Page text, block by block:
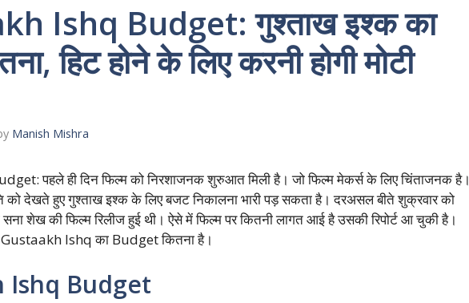
Ishq Budget: गुश्ताख इश्क का
हिट होने के लिए करनी होगी मोटी
Manish Mishra
पहले ही दिन फिल्म को निरशाजनक शुरुआत मिली है। जो फिल्म मेकर्स के लिए चिंताजनक है।
को देखते हुए गुश्ताख इश्क के लिए बजट निकालना भारी पड़ सकता है। दरअसल बीते शुक्रवार को
सना शेख की फिल्म रिलीज हुई थी। ऐसे में फिल्म पर कितनी लागत आई है उसकी रिपोर्ट आ चुकी है।
Ishq का Budget कितना है।
Ishq Budget